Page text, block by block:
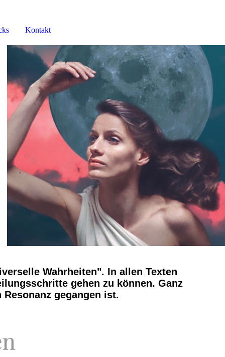
Kontakt
Wahrheiten". In allen Texten
gehen zu können. Ganz
gegangen ist.